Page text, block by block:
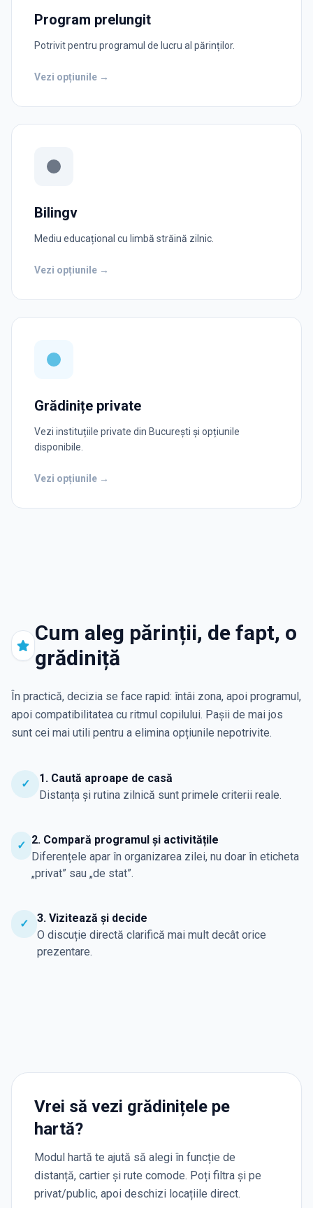
Program prelungit
Potrivit pentru programul de lucru al părinților.
Vezi opțiunile →
Bilingv
Mediu educațional cu limbă străină zilnic.
Vezi opțiunile →
Grădinițe private
Vezi instituțiile private din București și opțiunile
disponibile.
Vezi opțiunile →
Cum aleg părinții, de fapt, o
grădiniță
În practică, decizia se face rapid: întâi zona, apoi programul,
apoi compatibilitatea cu ritmul copilului. Pașii de mai jos
sunt cei mai utili pentru a elimina opțiunile nepotrivite.
✓
1. Caută aproape de casă
Distanța și rutina zilnică sunt primele criterii reale.
✓ 2. Compară programul și activitățile
Diferențele apar în organizarea zilei, nu doar în eticheta
„privat” sau „de stat”.
✓
3. Vizitează și decide
O discuție directă clarifică mai mult decât orice
prezentare.
Vrei să vezi grădinițele pe
hartă?
Modul hartă te ajută să alegi în funcție de
distanță, cartier și rute comode. Poți filtra și pe
privat/public, apoi deschizi locațiile direct.